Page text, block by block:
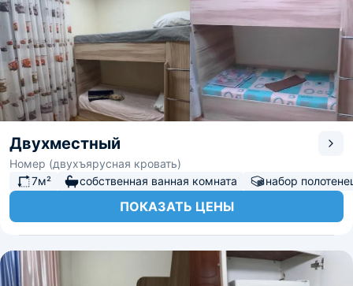
Двухместный
Номер (двухъярусная кровать)
7м²
собственная ванная комната набор
ПОКАЗАТЬ ЦЕНЫ